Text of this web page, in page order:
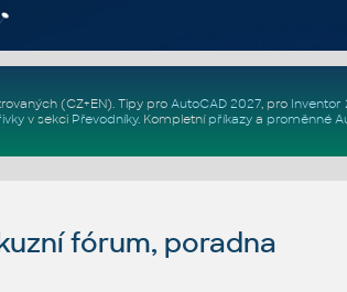
(CZ+EN). Tipy pro AutoCAD 2027, pro Inventor
v sekci Převodníky. Kompletní příkazya proměnné
fórum, poradna